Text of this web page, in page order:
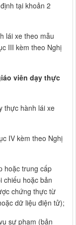
tại khoản 2
lái xe theo mẫu
III kèm theo Nghị
viên dạy thực
thực hành lái xe
IV kèm theo Nghị
hoặc trung cấp
chiếu hoặc bản
chứng thực từ
dữ liệu điện tử);
sư phạm (bản